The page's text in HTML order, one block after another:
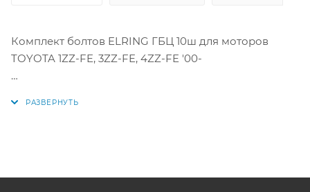
Комплект болтов ELRING ГБЦ 10ш для моторов
TOYOTA 1ZZ-FE, 3ZZ-FE, 4ZZ-FE '00-